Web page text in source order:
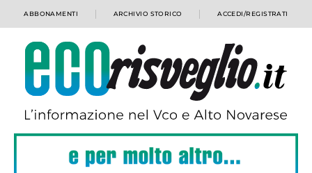
ABBONAMENTI ARCHIVIO STORICO ACCEDI/REGISTRATI